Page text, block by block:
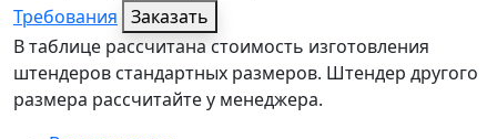
Требования Заказать
В таблице рассчитана стоимость изготовления
штендеров стандартных размеров. Штендер другого
размера рассчитайте у менеджера.